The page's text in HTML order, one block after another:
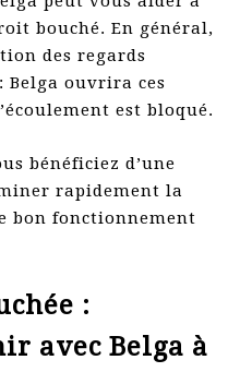
bouché. En général,
des regards
Belga ouvrira ces
est bloqué.
bénéficiez d’une
rapidement la
bon fonctionnement
:
avec Belga à